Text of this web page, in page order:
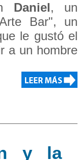
Daniel, un
Bar", un
le gustó el
a un hombre
y la